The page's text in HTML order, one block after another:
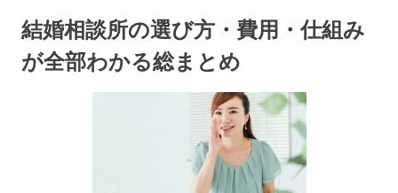
結婚相談所の選び方・費用・仕組み
が全部わかる総まとめ